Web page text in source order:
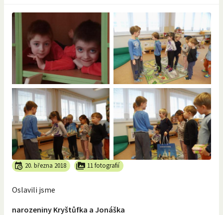
20. března 2018 11 fotografií
Oslavili jsme
narozeniny Kryštůfka a Jonáška